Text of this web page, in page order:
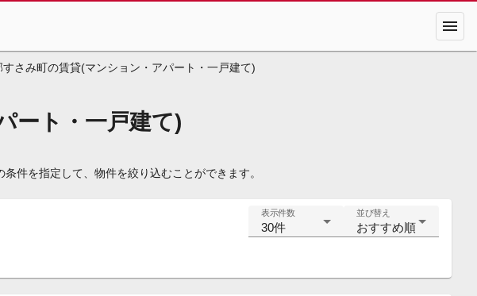
menu
すさみ町の賃貸(マンション・アパート・一戸建て)
ート・一戸建て)
件を指定して、物件を絞り込むことができます。
表示件数
30件
並び替え
おすすめ順